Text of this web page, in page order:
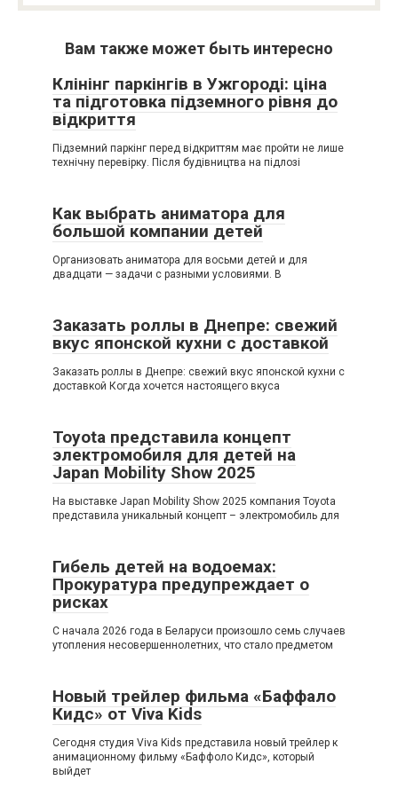
Вам также может быть интересно
Клінінг паркінгів в Ужгороді: ціна
та підготовка підземного рівня до
відкриття
Підземний паркінг перед відкриттям має пройти не лише
технічну перевірку. Після будівництва на підлозі
Как выбрать аниматора для
большой компании детей
Организовать аниматора для восьми детей и для
двадцати — задачи с разными условиями. В
Заказать роллы в Днепре: свежий
вкус японской кухни с доставкой
Заказать роллы в Днепре: свежий вкус японской кухни с
доставкой Когда хочется настоящего вкуса
Toyota представила концепт
электромобиля для детей на
Japan Mobility Show 2025
На выставке Japan Mobility Show 2025 компания Toyota
представила уникальный концепт – электромобиль для
Гибель детей на водоемах:
Прокуратура предупреждает о
рисках
С начала 2026 года в Беларуси произошло семь случаев
утопления несовершеннолетних, что стало предметом
Новый трейлер фильма «Баффало
Кидс» от Viva Kids
Сегодня студия Viva Kids представила новый трейлер к
анимационному фильму «Баффоло Кидс», который
выйдет